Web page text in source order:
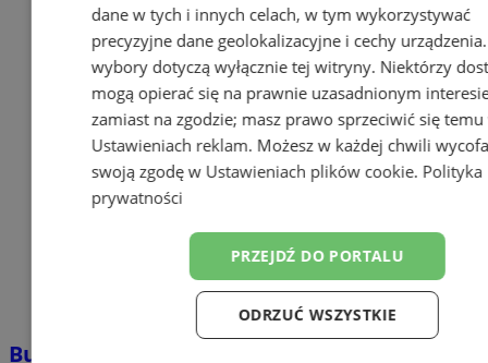
Buspas w Zagórzu już działa. To jednak
dane w tych i innych celach, w tym wykorzystywać
precyzyjne dane geolokalizacyjne i cechy
wybory dotyczą wyłącznie tej witryny. Niektórzy
mogą opierać się na prawnie uzasadnionym
zamiast na zgodzie; masz prawo sprzeciwić się temu
Ustawieniach reklam. Możesz w każdej chwili
swoją zgodę w Ustawieniach plików cookie. Polityka
prywatności
PRZEJDŹ DO PORTALU
ODRZUĆ WSZYSTKIE